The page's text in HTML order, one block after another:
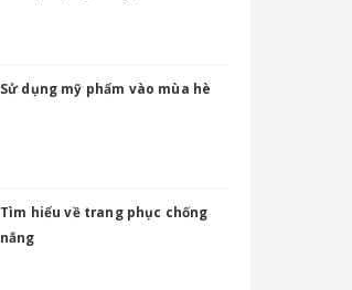
Sử dụng mỹ phẩm vào mùa hè
Tìm hiểu về trang phục chống
nắng